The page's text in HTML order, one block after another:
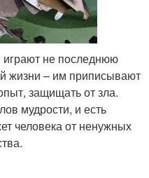
не последнюю
жизни – им приписывают
защищать от зла.
мудрости, и есть
человека от ненужных